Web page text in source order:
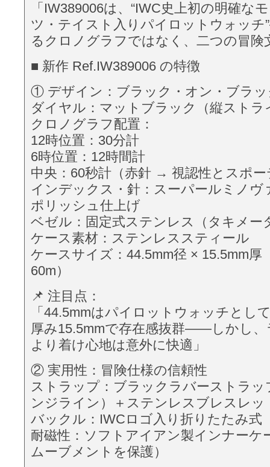
「IW389006は、“IWC史上初の明確な
ツ・テイスト入りパイロットウォッ
るクロノグラフではなく、二つの冒険
■ 新作 Ref.IW389006 の特徴
① デザイン：ブラック・オン・ブラッ
ダイヤル：マットブラック（縦ストラ
クロノグラフ配置：
12時位置：30分計
6時位置：12時間計
中央：60秒計（赤針 → 視認性とスポ
インデックス・針：スーパールミノヴ
ポリッシュ仕上げ
ベゼル：固定式ステンレス（タキメー
ケース素材：ステンレススティール
ケースサイズ：44.5mm径 × 15.5mm厚
60m）
📌 注目点：
「44.5mmはパイロットウォッチとし
厚み15.5mmで存在感抜群——しかし
より着け心地は意外に快適」
② 実用性：冒険仕様の信頼性
ストラップ：ブラックラバーストラッ
ンジライン）＋ステンレスブレスレッ
バックル：IWCロゴ入り折りたたみ式
耐磁性：ソフトアイアン製インナーケ
ムーブメントを保護）